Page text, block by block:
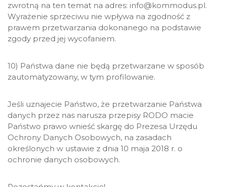
zwrotną na ten temat na adres: info@kommodus.pl.
Wyrażenie sprzeciwu nie wpływa na zgodność z
prawem przetwarzania dokonanego na podstawie
zgody przed jej wycofaniem.
10) Państwa dane nie będą przetwarzane w sposób
zautomatyzowany, w tym profilowanie.
Jeśli uznajecie Państwo, że przetwarzanie Państwa
danych przez nas narusza przepisy RODO macie
Państwo prawo wnieść skargę do Prezesa Urzędu
Ochrony Danych Osobowych, na zasadach
określonych w ustawie z dnia 10 maja 2018 r. o
ochronie danych osobowych.